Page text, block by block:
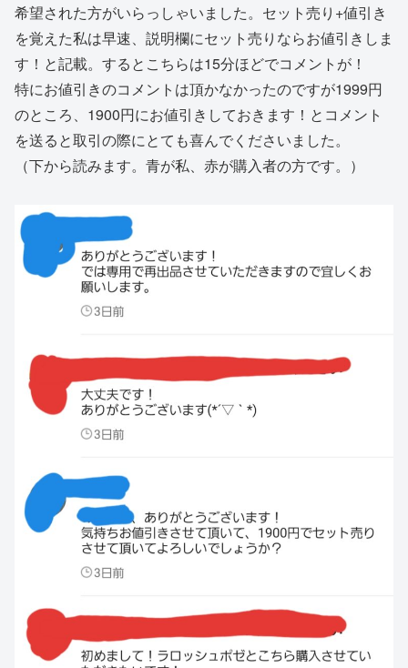
希望された方がいらっしゃいました。セット売り+値引き
を覚えた私は早速、説明欄にセット売りならお値引きしま
す！と記載。するとこちらは15分ほどでコメントが！
特にお値引きのコメントは頂かなかったのですが1999円
のところ、1900円にお値引きしておきます！とコメント
を送ると取引の際にとても喜んでくださいました。
（下から読みます。青が私、赤が購入者の方です。）